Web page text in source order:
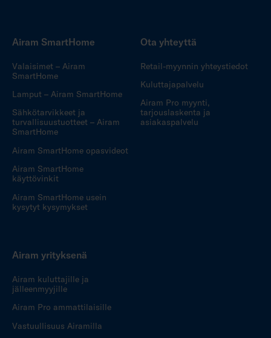
Airam SmartHome
Valaisimet – Airam
SmartHome
Lamput – Airam SmartHome
Sähkötarvikkeet ja
turvallisuustuotteet – Airam
SmartHome
Airam SmartHome opasvideot
Airam SmartHome
käyttövinkit
Airam SmartHome usein
kysytyt kysymykset
Ota yhteyttä
Retail-myynnin yhteystiedot
Kuluttajapalvelu
Airam Pro myynti,
tarjouslaskenta ja
asiakaspalvelu
Airam yrityksenä
Airam kuluttajille ja
jälleenmyyjille
Airam Pro ammattilaisille
Vastuullisuus Airamilla